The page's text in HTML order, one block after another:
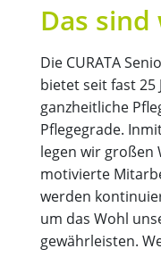
Das sind
Die CURATA
bietet seit fast 25
ganzheitliche
Pflegegrade.
legen wir großen
motivierte
werden
um das Wohl
gewährleisten.